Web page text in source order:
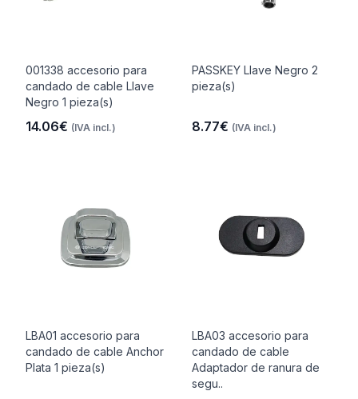
001338 accesorio para
candado de cable Llave
Negro 1 pieza(s)
14.06€ (IVA incl.)
PASSKEY Llave Negro 2
pieza(s)
8.77€ (IVA incl.)
LBA01 accesorio para
candado de cable Anchor
Plata 1 pieza(s)
LBA03 accesorio para
candado de cable
Adaptador de ranura de
segu..